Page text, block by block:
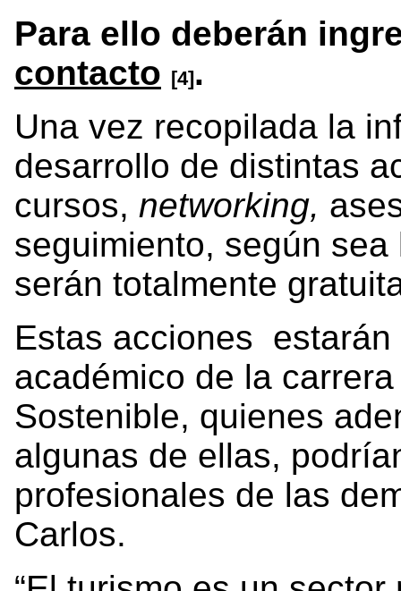
Para ello deberán
contacto [4].
Una vez recopilada la
desarrollo de distintas
cursos, networking,
seguimiento, según
serán totalmente
Estas acciones
académico de la
Sostenible, quienes
algunas de ellas,
profesionales de las
Carlos.